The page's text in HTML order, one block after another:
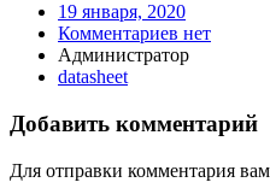
19 января, 2020
Комментариев нет
Администратор
datasheet
Добавить комментарий
Для отправки комментария